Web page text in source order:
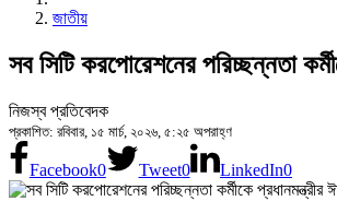
জাতীয়
সব সিটি করপোরেশনের পরিচ্ছন্নতা
নিজস্ব প্রতিবেদক
প্রকাশিত: রবিবার, ১৫ মার্চ, ২০২৬, ৫:২৫ অপরাহ্ণ
Facebook0 Tweet0 LinkedIn0